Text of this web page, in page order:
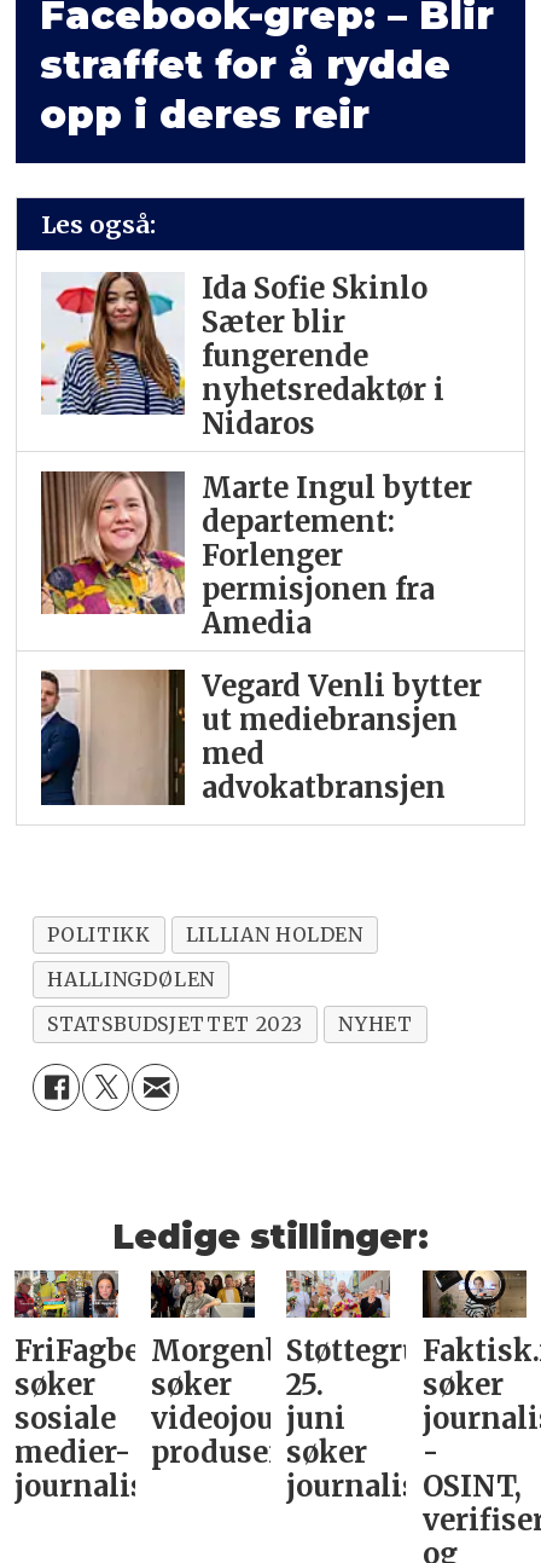
Facebook-grep: – Blir
straffet for å rydde
opp i deres reir
Les også:
Ida Sofie Skinlo
Sæter blir
fungerende
nyhetsredaktør i
Nidaros
Marte Ingul bytter
departement:
Forlenger
permisjonen fra
Amedia
Vegard Venli bytter
ut mediebransjen
med
advokatbransjen
POLITIKK
LILLIAN HOLDEN
HALLINGDØLEN
STATSBUDSJETTET 2023
NYHET
Ledige stillinger:
FriFagbevegelse
søker
sosiale
medier-
journalist
Morgenbladet
søker
videojournalist/podkast-
produsent
Støttegruppa
25.
juni
søker
journalist
søker
-
OSINT,
og